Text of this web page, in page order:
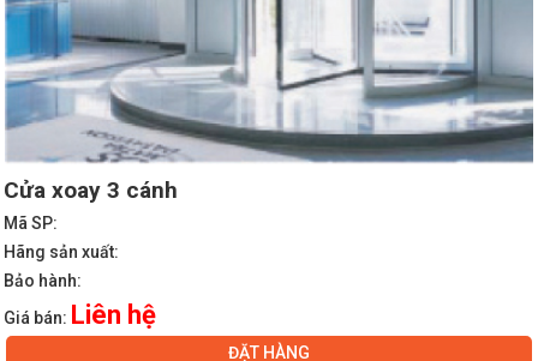
Cửa xoay 3 cánh
Mã SP:
Hãng sản xuất:
Bảo hành:
Giá bán: Liên hệ
ĐẶT HÀNG